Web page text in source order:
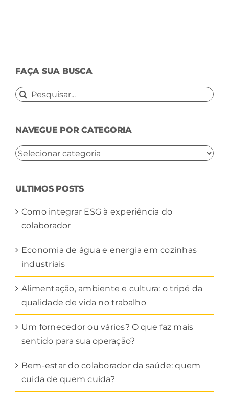
FAÇA SUA BUSCA
Buscar
NAVEGUE POR CATEGORIA
NAVEGUE
ULTIMOS POSTS
Como integrar ESG à experiência do
colaborador
Economia de água e energia em cozinhas
industriais
Alimentação, ambiente e cultura: o tripé da
qualidade de vida no trabalho
Um fornecedor ou vários? O que faz mais
sentido para sua operação?
Bem-estar do colaborador da saúde: quem
cuida de quem cuida?